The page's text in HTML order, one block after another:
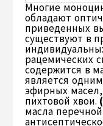
Многие
обладают
приведенных
существуют в
рацемических
содержится в
является
эфирных
пихтовой хвои.
масла